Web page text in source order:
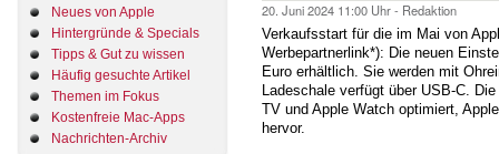
Neues von Apple
Hintergründe & Specials
Tipps & Gut zu wissen
Häufig gesuchte Artikel
Themen im Fokus
Kostenfreie Mac-Apps
Nachrichten-Archiv
20. Juni 2024 11:00 Uhr - Redaktion
Verkaufsstart für die im Mai von
Werbepartnerlink*): Die neuen
Euro erhältlich. Sie werden mit
Ladeschale verfügt über USB-C.
TV und Apple Watch optimiert,
hervor.